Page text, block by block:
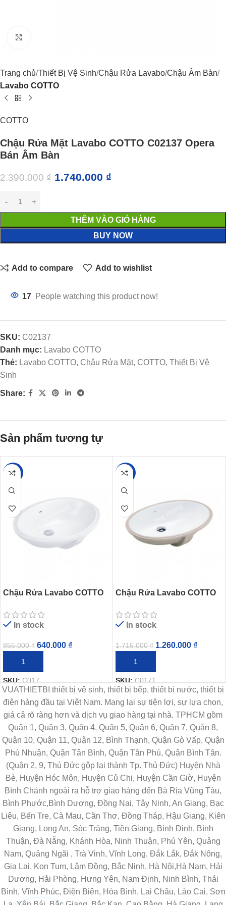
Trang chủ Thiết Bị Vệ Sinh Chậu Rửa Lavabo Chậu Âm Bàn
Lavabo COTTO
COTTO
Chậu Rửa Mặt Lavabo COTTO C02137 Opera
Bán Âm Bàn
2.390.000₫ 1.740.000 ₫
THÊM VÀO GIỎ HÀNG
BUY NOW
Add to compare Add to wishlist
17 People watching this product now!
SKU: C02137
Danh mục: Lavabo COTTO
Thẻ: Lavabo COTTO, Chậu Rửa Mặt, COTTO, Thiết Bị Vệ
Sinh
Share:
Sản phẩm tương tự
-25%
Chậu Rửa Lavabo COTTO
In stock
855.000₫ 640.000 ₫
THÊM VÀO GIỎ HÀNG
SKU:C017
-27%
Chậu Rửa Lavabo COTTO
In stock
1.715.000₫ 1.260.000 ₫
THÊM VÀO GIỎ HÀNG
SKU:C0171
VUATHIETBI thiết bị vệ sinh, thiết bị bếp, thiết bị nước, thiết bị
điện hàng đầu tại Việt Nam. Mang lại sự tiện lợi, sự lựa chọn,
giá cả rõ ràng hơn và dịch vụ giao hàng tại nhà. TPHCM gồm
Quận 1, Quận 3, Quận 4, Quận 5, Quận 6, Quận 7, Quận 8,
Quận 10, Quận 11, Quận 12, Bình Thạnh, Quận Gò Vấp, Quận
Phú Nhuận, Quận Tân Bình, Quận Tân Phú, Quận Bình Tân.
(Quận 2, 9, Thủ Đức gộp lại thành Tp. Thủ Đức) Huyện Nhà
Bè, Huyện Hóc Môn, Huyện Củ Chi, Huyện Cần Giờ, Huyện
Bình Chánh ngoài ra hỗ trợ giao hàng đến Bà Rịa Vũng Tàu,
Bình Phước,Bình Dương, Đồng Nai, Tây Ninh, An Giang, Bạc
Liêu, Bến Tre, Cà Mau, Cần Thơ, Đồng Tháp, Hậu Giang, Kiên
Giang, Long An, Sóc Trăng, Tiền Giang, Bình Định, Bình
Thuận, Đà Nẵng, Khánh Hòa, Ninh Thuận, Phú Yên, Quảng
Nam, Quảng Ngãi , Trà Vinh, Vĩnh Long, Đắk Lắk, Đắk Nông,
Gia Lai, Kon Tum, Lâm Đồng, Bắc Ninh, Hà Nội,Hà Nam, Hải
Dương, Hải Phòng, Hưng Yên, Nam Định, Ninh Bình, Thái
Bình, Vĩnh Phúc, Điện Biên, Hòa Bình, Lai Châu, Lào Cai, Sơn